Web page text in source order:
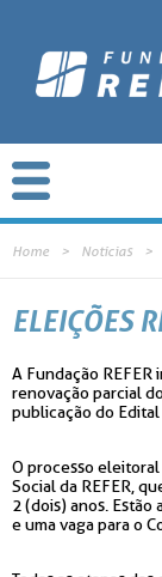
Home Notícias
ELEIÇÕES
A Fundação
renovação parcial
publicação do Edital
O processo
Social da REFER,
2 (dois) anos. Estão
e uma vaga para o